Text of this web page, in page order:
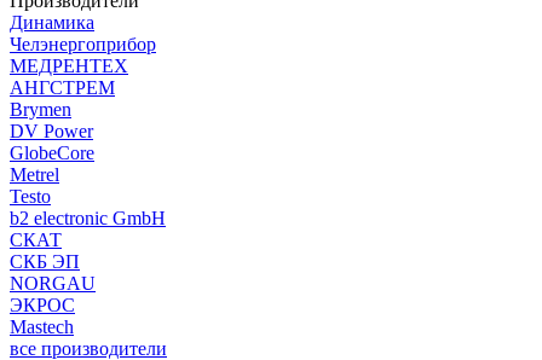
Динамика
Челэнергоприбор
МЕДРЕНТЕХ
АНГСТРЕМ
Brymen
DV Power
GlobeCore
Metrel
Testo
b2 electronic GmbH
СКАТ
СКБ ЭП
NORGAU
ЭКРОС
Mastech
все производители